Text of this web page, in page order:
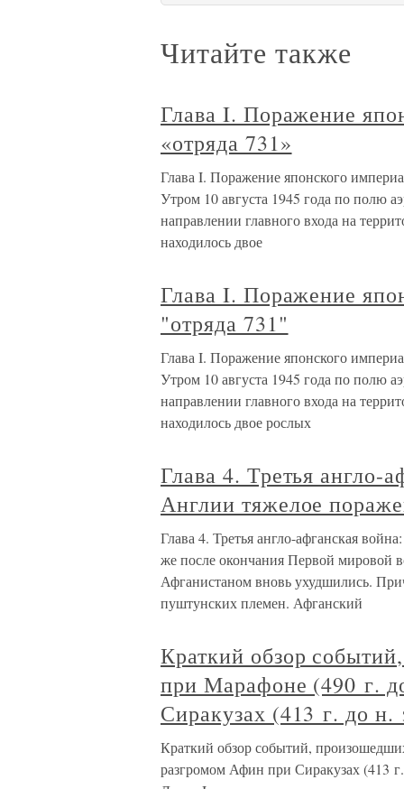
Читайте также
Глава I. Поражение
«отряда 731»
Глава I. Поражение японского
Утром 10 августа 1945 года по полю
направлении главного входа на
находилось двое
Глава I. Поражение
"отряда 731"
Глава I. Поражение японского
Утром 10 августа 1945 года по полю
направлении главного входа на
находилось двое рослых
Глава 4. Третья англо-
Англии тяжелое
Глава 4. Третья англо-афганская
же после окончания Первой мировой
Афганистаном вновь ухудшились.
пуштунских племен. Афганский
Краткий обзор
при Марафоне (490 г.
Сиракузах (413 г. до н.
Краткий обзор событий,
разгромом Афин при Сиракузах (413